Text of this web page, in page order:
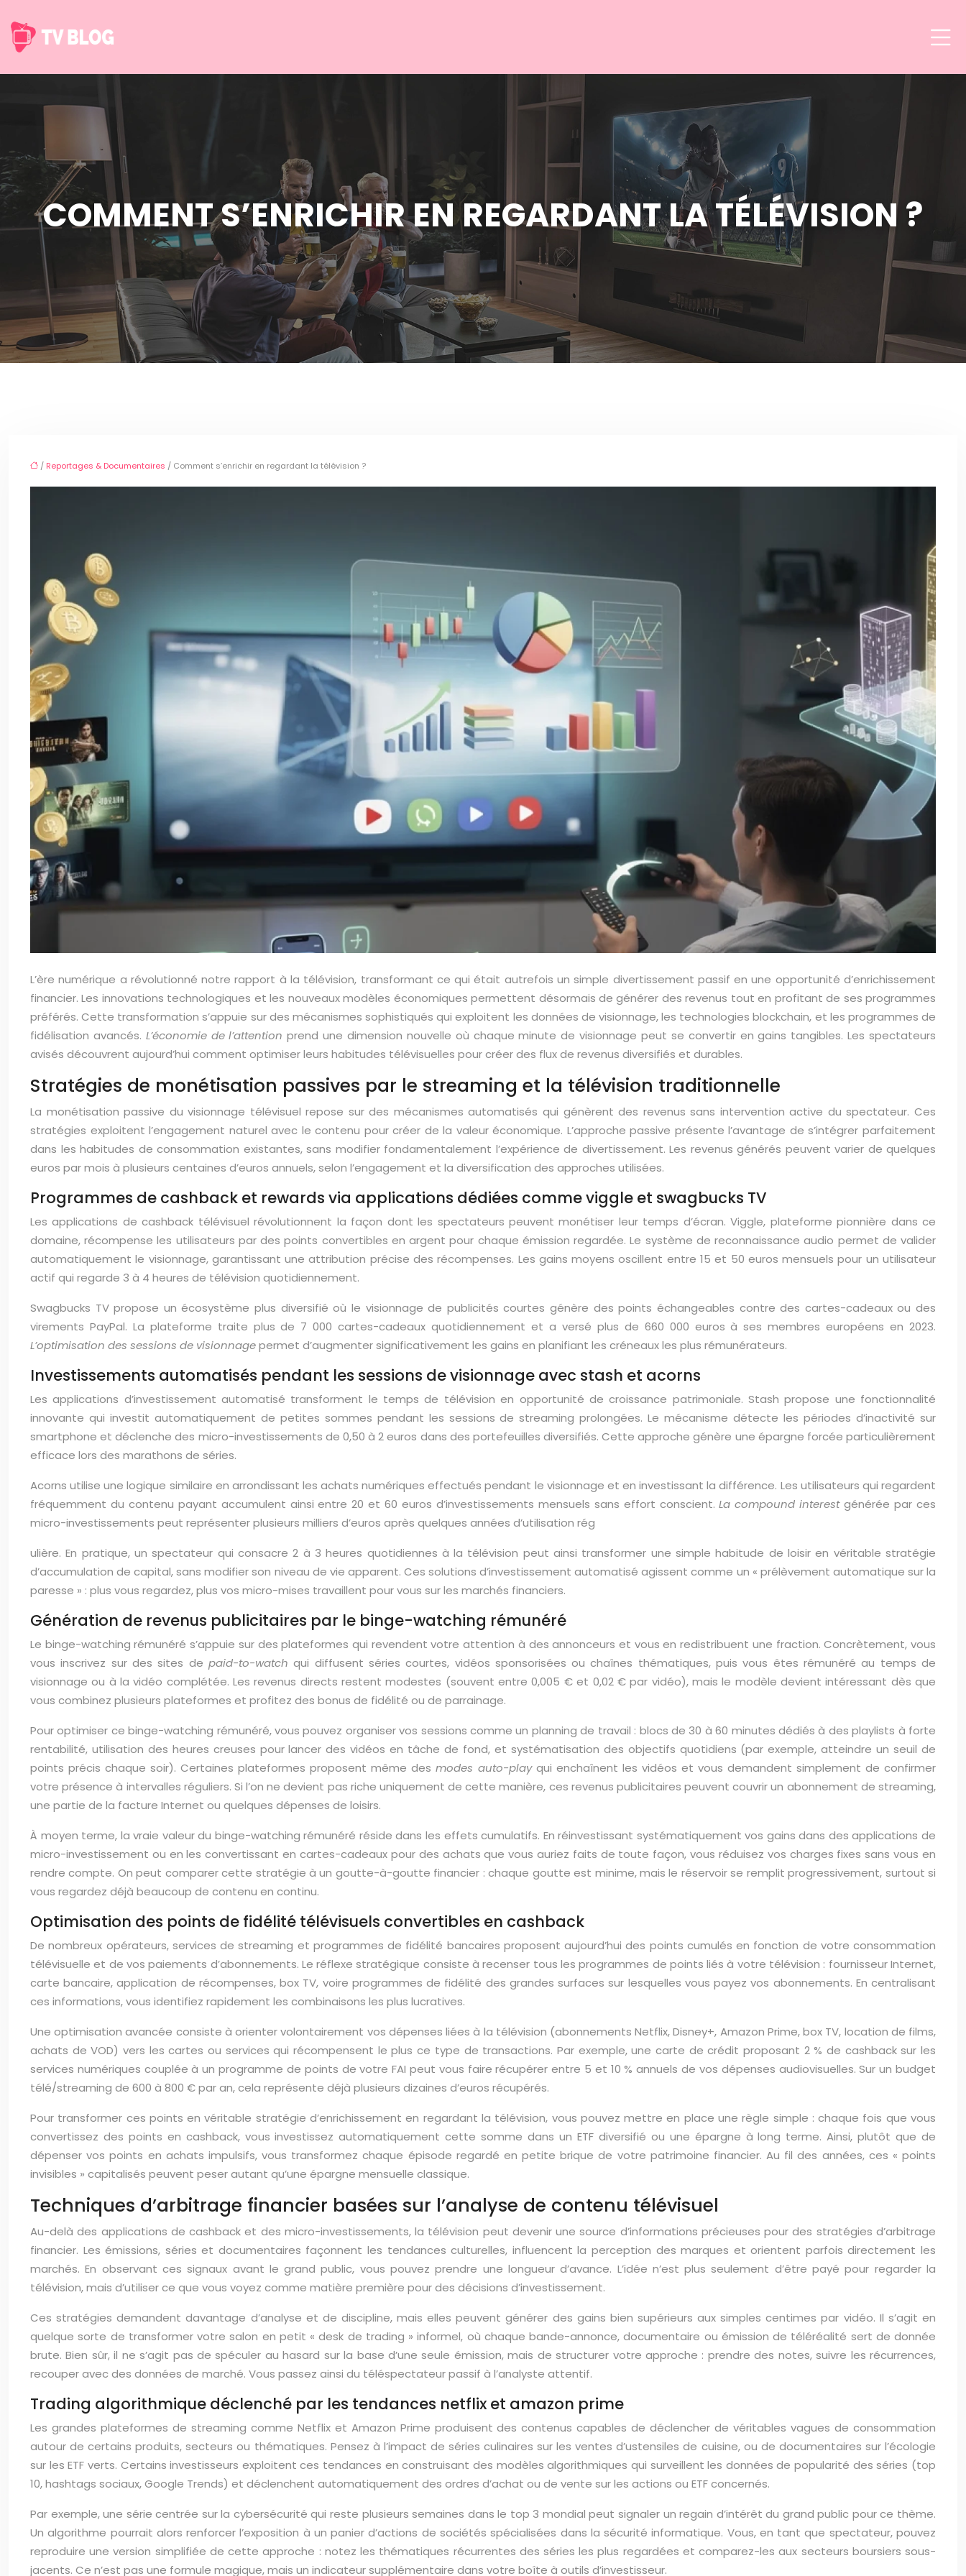
COMMENT S’ENRICHIR EN REGARDANT LA TÉLÉVISION ?
/ Reportages & Documentaires / Comment s’enrichir en regardant la télévision ?
L’ère numérique a révolutionné notre rapport à la télévision, transformant ce qui était autrefois un simple divertissement passif en une opportunité d’enrichissement
financier. Les innovations technologiques et les nouveaux modèles économiques permettent désormais de générer des revenus tout en profitant de ses programmes
préférés. Cette transformation s’appuie sur des mécanismes sophistiqués qui exploitent les données de visionnage, les technologies blockchain, et les programmes de
fidélisation avancés. L’économie de l’attention prend une dimension nouvelle où chaque minute de visionnage peut se convertir en gains tangibles. Les spectateurs
avisés découvrent aujourd’hui comment optimiser leurs habitudes télévisuelles pour créer des flux de revenus diversifiés et durables.
Stratégies de monétisation passives par le streaming et la télévision traditionnelle
La monétisation passive du visionnage télévisuel repose sur des mécanismes automatisés qui génèrent des revenus sans intervention active du spectateur. Ces
stratégies exploitent l’engagement naturel avec le contenu pour créer de la valeur économique. L’approche passive présente l’avantage de s’intégrer parfaitement
dans les habitudes de consommation existantes, sans modifier fondamentalement l’expérience de divertissement. Les revenus générés peuvent varier de quelques
euros par mois à plusieurs centaines d’euros annuels, selon l’engagement et la diversification des approches utilisées.
Programmes de cashback et rewards via applications dédiées comme viggle et swagbucks TV
Les applications de cashback télévisuel révolutionnent la façon dont les spectateurs peuvent monétiser leur temps d’écran. Viggle, plateforme pionnière dans ce
domaine, récompense les utilisateurs par des points convertibles en argent pour chaque émission regardée. Le système de reconnaissance audio permet de valider
automatiquement le visionnage, garantissant une attribution précise des récompenses. Les gains moyens oscillent entre 15 et 50 euros mensuels pour un utilisateur
actif qui regarde 3 à 4 heures de télévision quotidiennement.
Swagbucks TV propose un écosystème plus diversifié où le visionnage de publicités courtes génère des points échangeables contre des cartes-cadeaux ou des
virements PayPal. La plateforme traite plus de 7 000 cartes-cadeaux quotidiennement et a versé plus de 660 000 euros à ses membres européens en 2023.
L’optimisation des sessions de visionnagepermet d’augmenter significativement les gains en planifiant les créneaux les plus rémunérateurs.
Investissements automatisés pendant les sessions de visionnage avec stash et acorns
Les applications d’investissement automatisé transforment le temps de télévision en opportunité de croissance patrimoniale. Stash propose une fonctionnalité
innovante qui investit automatiquement de petites sommes pendant les sessions de streaming prolongées. Le mécanisme détecte les périodes d’inactivité sur
smartphone et déclenche des micro-investissements de 0,50 à 2 euros dans des portefeuilles diversifiés. Cette approche génère une épargne forcée particulièrement
efficace lors des marathons de séries.
Acorns utilise une logique similaire en arrondissant les achats numériques effectués pendant le visionnage et en investissant la différence. Les utilisateurs qui regardent
fréquemment du contenu payant accumulent ainsi entre 20 et 60 euros d’investissements mensuels sans effort conscient.La compound interestgénérée par ces
micro-investissements peut représenter plusieurs milliers d’euros après quelques années d’utilisation rég
ulière. En pratique, un spectateur qui consacre 2 à 3 heures quotidiennes à la télévision peut ainsi transformer une simple habitude de loisir en véritable stratégie
d’accumulation de capital, sans modifier son niveau de vie apparent. Ces solutions d’investissement automatisé agissent comme un « prélèvement automatique sur la
paresse » : plus vous regardez, plus vos micro-mises travaillent pour vous sur les marchés financiers.
Génération de revenus publicitaires par le binge-watching rémunéré
Le binge-watching rémunéré s’appuie sur des plateformes qui revendent votre attention à des annonceurs et vous en redistribuent une fraction. Concrètement, vous
vous inscrivez sur des sites de paid-to-watch qui diffusent séries courtes, vidéos sponsorisées ou chaînes thématiques, puis vous êtes rémunéré au temps de
visionnage ou à la vidéo complétée. Les revenus directs restent modestes (souvent entre 0,005 € et 0,02 € par vidéo), mais le modèle devient intéressant dès que
vous combinez plusieurs plateformes et profitez des bonus de fidélité ou de parrainage.
Pour optimiser ce binge-watching rémunéré, vous pouvez organiser vos sessions comme un planning de travail : blocs de 30 à 60 minutes dédiés à des playlists à forte
rentabilité, utilisation des heures creuses pour lancer des vidéos en tâche de fond, et systématisation des objectifs quotidiens (par exemple, atteindre un seuil de
points précis chaque soir). Certaines plateformes proposent même desmodes auto-playqui enchaînent les vidéos et vous demandent simplement de confirmer
votre présence à intervalles réguliers. Si l’on ne devient pas riche uniquement de cette manière, ces revenus publicitaires peuvent couvrir un abonnement de streaming,
une partie de la facture Internet ou quelques dépenses de loisirs.
À moyen terme, la vraie valeur du binge-watching rémunéré réside dans les effets cumulatifs. En réinvestissant systématiquement vos gains dans des applications de
micro-investissement ou en les convertissant en cartes-cadeaux pour des achats que vous auriez faits de toute façon, vous réduisez vos charges fixes sans vous en
rendre compte. On peut comparer cette stratégie à un goutte-à-goutte financier : chaque goutte est minime, mais le réservoir se remplit progressivement, surtout si
vous regardez déjà beaucoup de contenu en continu.
Optimisation des points de fidélité télévisuels convertibles en cashback
De nombreux opérateurs, services de streaming et programmes de fidélité bancaires proposent aujourd’hui des points cumulés en fonction de votre consommation
télévisuelle et de vos paiements d’abonnements. Le réflexe stratégique consiste à recenser tous les programmes de points liés à votre télévision : fournisseur Internet,
carte bancaire, application de récompenses, box TV, voire programmes de fidélité des grandes surfaces sur lesquelles vous payez vos abonnements. En centralisant
ces informations, vous identifiez rapidement les combinaisons les plus lucratives.
Une optimisation avancée consiste à orienter volontairement vos dépenses liées à la télévision (abonnements Netflix, Disney+, Amazon Prime, box TV, location de films,
achats de VOD) vers les cartes ou services qui récompensent le plus ce type de transactions. Par exemple, une carte de crédit proposant 2 % de cashback sur les
services numériques couplée à un programme de points de votre FAI peut vous faire récupérer entre 5 et 10 % annuels de vos dépenses audiovisuelles. Sur un budget
télé/streaming de 600 à 800 € par an, cela représente déjà plusieurs dizaines d’euros récupérés.
Pour transformer ces points en véritable stratégie d’enrichissement en regardant la télévision, vous pouvez mettre en place une règle simple : chaque fois que vous
convertissez des points en cashback, vous investissez automatiquement cette somme dans un ETF diversifié ou une épargne à long terme. Ainsi, plutôt que de
dépenser vos points en achats impulsifs, vous transformez chaque épisode regardé en petite brique de votre patrimoine financier. Au fil des années, ces « points
invisibles » capitalisés peuvent peser autant qu’une épargne mensuelle classique.
Techniques d’arbitrage financier basées sur l’analyse de contenu télévisuel
Au-delà des applications de cashback et des micro-investissements, la télévision peut devenir une source d’informations précieuses pour des stratégies d’arbitrage
financier. Les émissions, séries et documentaires façonnent les tendances culturelles, influencent la perception des marques et orientent parfois directement les
marchés. En observant ces signaux avant le grand public, vous pouvez prendre une longueur d’avance. L’idée n’est plus seulement d’être payé pour regarder la
télévision, mais d’utiliser ce que vous voyez comme matière première pour des décisions d’investissement.
Ces stratégies demandent davantage d’analyse et de discipline, mais elles peuvent générer des gains bien supérieurs aux simples centimes par vidéo. Il s’agit en
quelque sorte de transformer votre salon en petit « desk de trading » informel, où chaque bande-annonce, documentaire ou émission de téléréalité sert de donnée
brute. Bien sûr, il ne s’agit pas de spéculer au hasard sur la base d’une seule émission, mais de structurer votre approche : prendre des notes, suivre les récurrences,
recouper avec des données de marché. Vous passez ainsi du téléspectateur passif à l’analyste attentif.
Trading algorithmique déclenché par les tendances netflix et amazon prime
Les grandes plateformes de streaming comme Netflix et Amazon Prime produisent des contenus capables de déclencher de véritables vagues de consommation
autour de certains produits, secteurs ou thématiques. Pensez à l’impact de séries culinaires sur les ventes d’ustensiles de cuisine, ou de documentaires sur l’écologie
sur les ETF verts. Certains investisseurs exploitent ces tendances en construisant des modèles algorithmiques qui surveillent les données de popularité des séries (top
10, hashtags sociaux, Google Trends) et déclenchent automatiquement des ordres d’achat ou de vente sur les actions ou ETF concernés.
Par exemple, une série centrée sur la cybersécurité qui reste plusieurs semaines dans le top 3 mondial peut signaler un regain d’intérêt du grand public pour ce thème.
Un algorithme pourrait alors renforcer l’exposition à un panier d’actions de sociétés spécialisées dans la sécurité informatique. Vous, en tant que spectateur, pouvez
reproduire une version simplifiée de cette approche : notez les thématiques récurrentes des séries les plus regardées et comparez-les aux secteurs boursiers sous-
jacents. Ce n’est pas une formule magique, mais un indicateur supplémentaire dans votre boîte à outils d’investisseur.